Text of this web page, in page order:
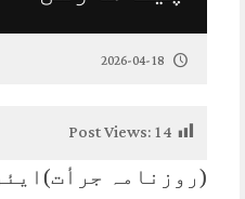
2026-04-18
Post Views:14
(روزنامہ